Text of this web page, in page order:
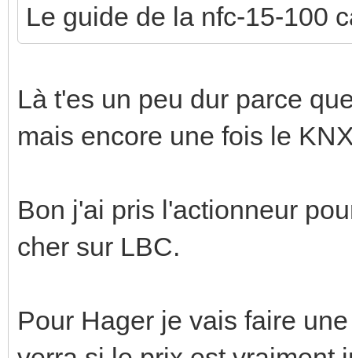
Le guide de la nfc-15-100
Là t'es un peu dur parce
mais encore une fois le
Bon j'ai pris l'actionneur
cher sur LBC.
Pour Hager je vais faire